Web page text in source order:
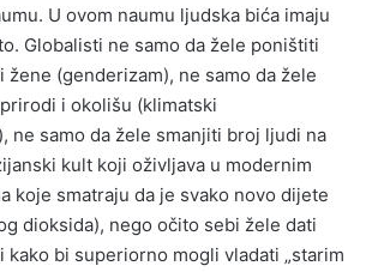
U ovom naumu ljudska bića imaju
Globalisti ne samo da žele poništiti
žene (genderizam), ne samo da žele
i okolišu (klimatski
ne samo da žele smanjiti broj ljudi na
kult koji oživljava u modernim
koje smatraju da je svako novo dijete
dioksida), nego očito sebi žele dati
kako bi superiorno mogli vladati „starim